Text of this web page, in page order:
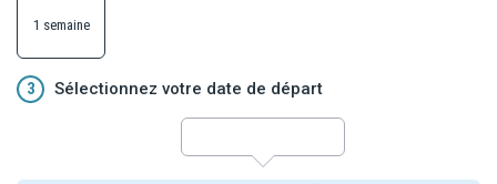
1 semaine
3 Sélectionnez votre date de départ